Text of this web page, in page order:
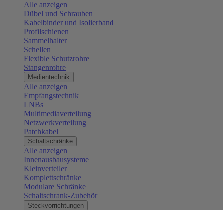
Alle anzeigen
Dübel und Schrauben
Kabelbinder und Isolierband
Profilschienen
Sammelhalter
Schellen
Flexible Schutzrohre
Stangenrohre
Medientechnik
Alle anzeigen
Empfangstechnik
LNBs
Multimediaverteilung
Netzwerkverteilung
Patchkabel
Schaltschränke
Alle anzeigen
Innenausbausysteme
Kleinverteiler
Komplettschränke
Modulare Schränke
Schaltschrank-Zubehör
Steckvorrichtungen